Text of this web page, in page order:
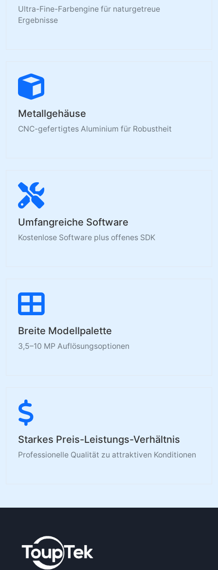
Ultra-Fine-Farbengine für naturgetreue
Ergebnisse
Metallgehäuse
CNC-gefertigtes Aluminium für Robustheit
Umfangreiche Software
Kostenlose Software plus offenes SDK
Breite Modellpalette
3,5–10 MP Auflösungsoptionen
Starkes Preis-Leistungs-Verhältnis
Professionelle Qualität zu attraktiven Konditionen